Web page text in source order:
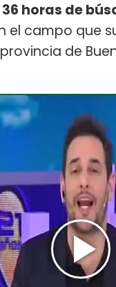
horas de
el campo que
de